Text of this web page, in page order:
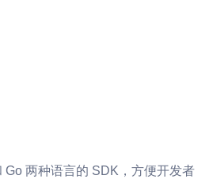
Go 两种语言的 SDK，方便开发者